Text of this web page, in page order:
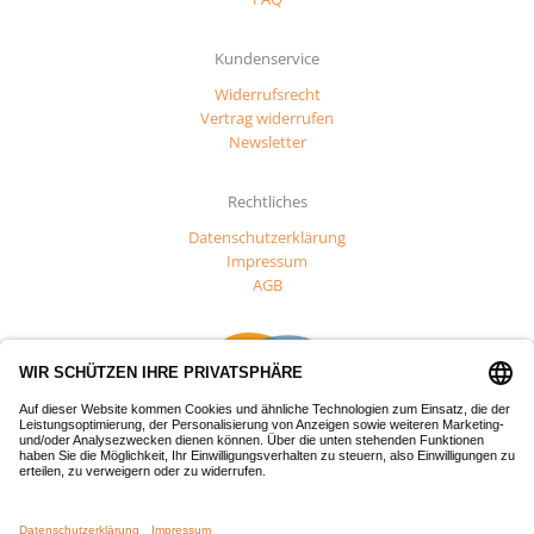
Kundenservice
Widerrufsrecht
Vertrag widerrufen
Newsletter
Rechtliches
Datenschutzerklärung
Impressum
AGB